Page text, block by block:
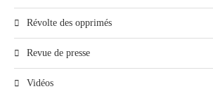
Révolte des opprimés
Revue de presse
Vidéos